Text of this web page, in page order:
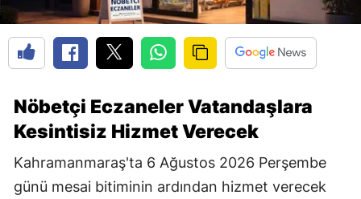
Nöbetçi Eczaneler Vatandaşlara
Kesintisiz Hizmet Verecek
Kahramanmaraş'ta 6 Ağustos 2026 Perşembe
günü mesai bitiminin ardından hizmet verecek